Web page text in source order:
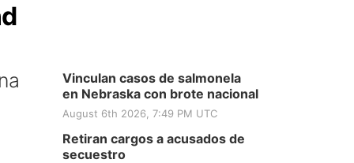
Vinculan casos de salmonela
en Nebraska con brote nacional
August 6th 2026, 7:49 PM UTC
Retiran cargos a acusados de
secuestro